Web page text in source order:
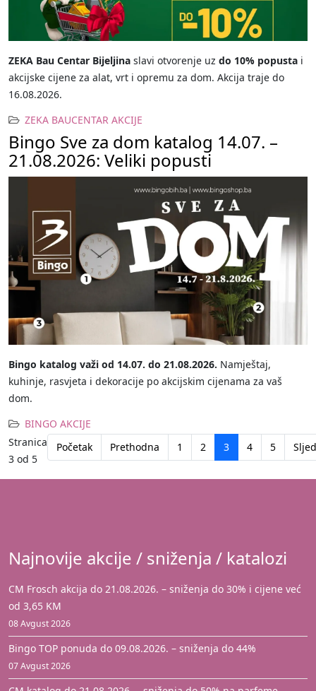
ZEKA Bau Centar Bijeljina slavi otvorenje uz do 10% popusta i
akcijske cijene za alat, vrt i opremu za dom. Akcija traje do
16.08.2026.
ZEKA BAUCENTAR AKCIJE
Bingo Sve za dom katalog 14.07. –
21.08.2026: Veliki popusti
Bingo katalog važi od 14.07. do 21.08.2026. Namještaj,
kuhinje, rasvjeta i dekoracije po akcijskim cijenama za vaš
dom.
BINGO AKCIJE
Stranica
3 od 5
Početak Prethodna 1 2 3 4 5
Najnovije akcije / sniženja / katalozi
CM Frosch akcija do 21.08.2026. – sniženja do 30% i cijene već
od 3,65 KM
08 Avgust 2026
Bingo TOP ponuda do 09.08.2026. – sniženja do 44%
07 Avgust 2026